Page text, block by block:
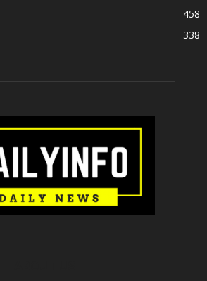
458
338